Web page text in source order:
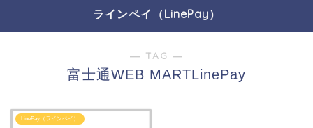
ラインペイ（LinePay）
― TAG ―
富士通WEB MARTLinePay
LinePay（ラインペイ）